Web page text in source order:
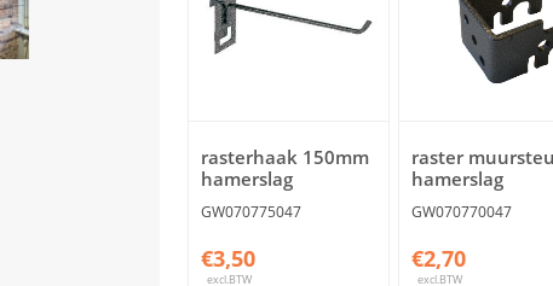
rasterhaak 150mm
hamerslag
GW070775047
€3,50
excl.BTW
raster
hamerslag
GW070770047
€2,70
excl.BTW